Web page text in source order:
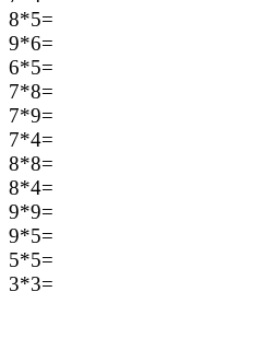
8*5=
9*6=
6*5=
7*8=
7*9=
7*4=
8*8=
8*4=
9*9=
9*5=
5*5=
3*3=